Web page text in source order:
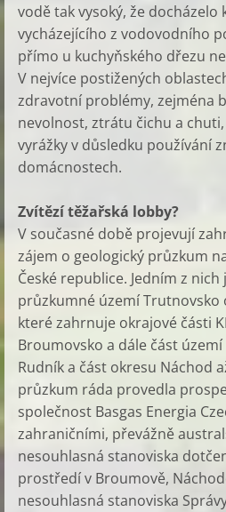
vodě tak vysoký, že docházelo
vycházejícího z vodovodního
přímo u kuchyňského dřezu
V nejvíce postižených
zdravotní problémy, zejména
nevolnost, ztrátu čichu a
vyrážky v důsledku používání
domácnostech.
Zvítězí těžařská lobby?
V současné době projevují
zájem o geologický průzkum
České republice. Jedním z
průzkumné území Trutnovsko
které zahrnuje okrajové části
Broumovsko a dále část
Rudník a část okresu Náchod
průzkum ráda provedla
společnost Basgas Energia
zahraničními, převážně
nesouhlasná stanoviska
prostředí v Broumově,
nesouhlasná stanoviska